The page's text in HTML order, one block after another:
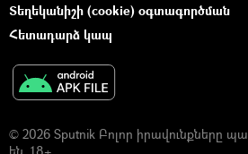
Տեղեկանիշի (cookie) օգտագործման
Հետադարձ կապ
© 2026 Sputnik Բոլոր իրավունքները